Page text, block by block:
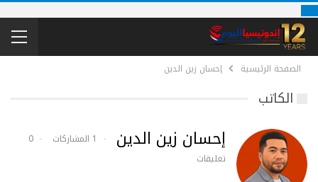
الصفحة الرئيسية إحسان زين الدين
الكاتب
إحسان زين الدين 1 المشاركات
0
تعليقات